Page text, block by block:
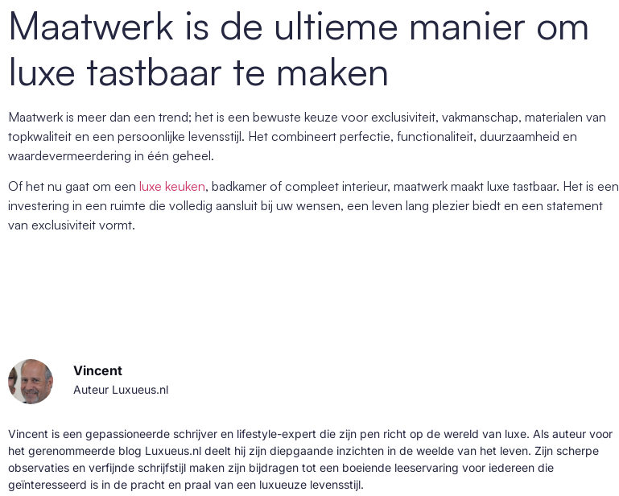
Maatwerk is de ultieme manier om
luxe tastbaar te maken
Maatwerk is meer dan een trend; het is een bewuste keuze voor exclusiviteit, vakmanschap, materialen van
topkwaliteit en een persoonlijke levensstijl. Het combineert perfectie, functionaliteit, duurzaamheid en
waardevermeerdering in één geheel.
Of het nu gaat om een luxe keuken, badkamer of compleet interieur, maatwerk maakt luxe tastbaar. Het is een
investering in een ruimte die volledig aansluit bij uw wensen, een leven lang plezier biedt en een statement
van exclusiviteit vormt.
Vincent
Auteur Luxueus.nl
Vincent is een gepassioneerde schrijver en lifestyle-expert die zijn pen richt op de wereld van luxe. Als auteur voor
het gerenommeerde blog Luxueus.nl deelt hij zijn diepgaande inzichten in de weelde van het leven. Zijn scherpe
observaties en verfijnde schrijfstijl maken zijn bijdragen tot een boeiende leeservaring voor iedereen die
geïnteresseerd is in de pracht en praal van een luxueuze levensstijl.